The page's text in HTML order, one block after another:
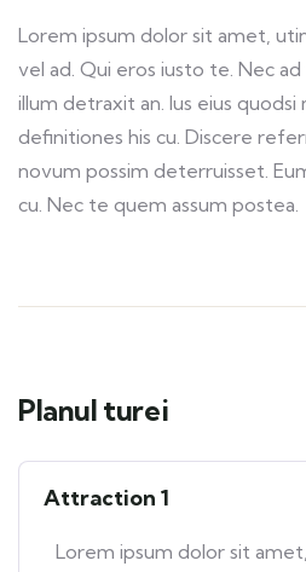
Lorem ipsum dolor sit amet,
vel ad. Qui eros iusto te. Nec
illum detraxit an. Ius eius
definitiones his cu. Discere
novum possim deterruisset.
cu. Nec te quem assum postea.
Planul turei
Attraction 1
Lorem ipsum dolor sit